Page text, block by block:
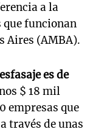
a la
funcionan
Aires (AMBA).
es de
$ 18 mil
empresas que
través de unas